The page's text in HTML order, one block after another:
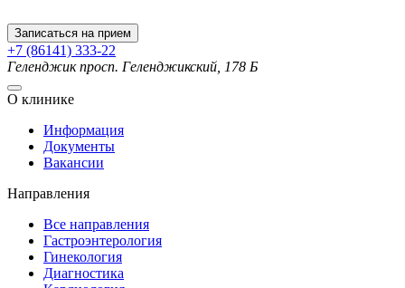
Записаться на прием
+7 (86141) 333-22
Геленджикпросп. Геленджикский, 178 Б
О клинике
Информация
Документы
Вакансии
Направления
Все направления
Гастроэнтерология
Гинекология
Диагностика